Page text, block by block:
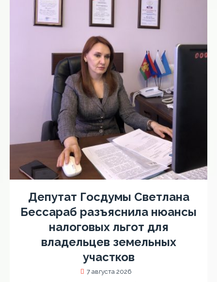
Депутат Госдумы Светлана
Бессараб разъяснила нюансы
налоговых льгот для
владельцев земельных
участков
7 августа 2026